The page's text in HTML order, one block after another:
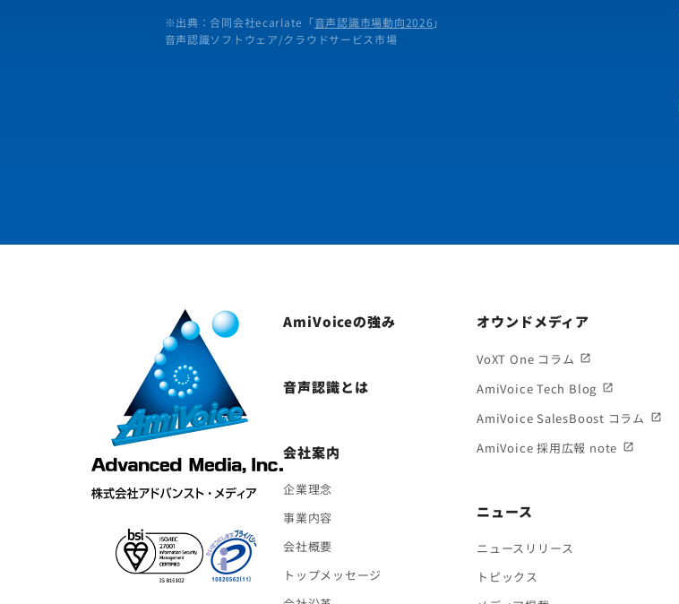
※出典：合同会社ecarlate「音声認識市場動向2026 」
音声認識ソフトウェア/クラウドサービス市場
AmiVoiceの強み
音声認識とは
会社案内
企業理念
事業内容
会社概要
トップメッセージ
オウンドメディア
VoXT One コラム
AmiVoice Tech Blog
AmiVoice SalesBoost コラム
AmiVoice 採用広報 note
ニュース
ニュースリリース
トピックス